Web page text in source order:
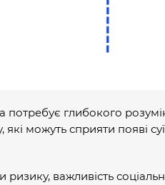
потребує глибокого
можуть сприяти появі
важливість